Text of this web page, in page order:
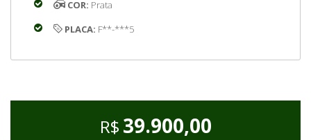
COR: Prata
PLACA: F**-***5
R$ 39.900,00